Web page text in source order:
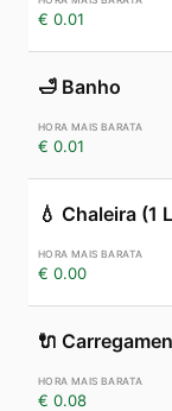
€ 0.01
🛁 Banho
€ 0.01
💧 Chaleira (1
€ 0.00
🔌
€ 0.08